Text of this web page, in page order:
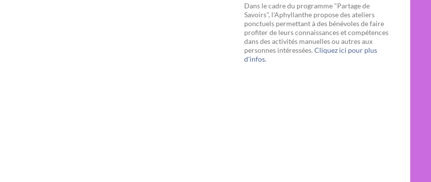
Dans le cadre du programme "Partage de
Savoirs", l'Aphyllanthe propose des ateliers
ponctuels permettant à des bénévoles de faire
profiter de leurs connaissances et compétences
dans des activités manuelles ou autres aux
personnes intéressées. Cliquez ici pour plus
d'infos.